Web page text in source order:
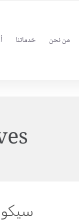
من نحن خدماتنا